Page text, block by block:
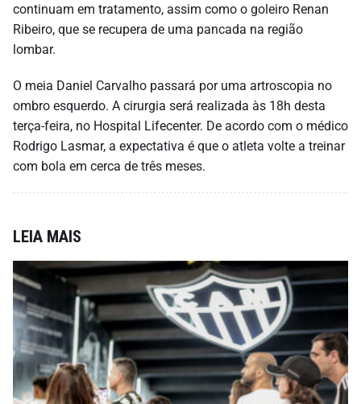
continuam em tratamento, assim como o goleiro Renan
Ribeiro, que se recupera de uma pancada na região
lombar.
O meia Daniel Carvalho passará por uma artroscopia no
ombro esquerdo. A cirurgia será realizada às 18h desta
terça-feira, no Hospital Lifecenter. De acordo com o médico
Rodrigo Lasmar, a expectativa é que o atleta volte a treinar
com bola em cerca de três meses.
LEIA MAIS